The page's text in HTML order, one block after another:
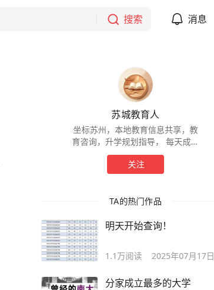
搜索 消息
苏城教育人
坐标苏州，本地教育信息共享，教
育咨询，升学规划指导， 每天成长
一点点感谢各位的喜爱与支持
关注
TA的热门作品
明天开始查询！
1.1万阅读 2025年07月17日
分家成立最多的大学